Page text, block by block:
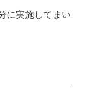
に実施してまい